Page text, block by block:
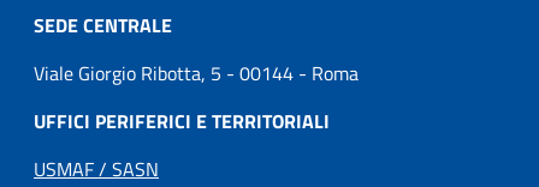
SEDE CENTRALE
Viale Giorgio Ribotta, 5 - 00144 - Roma
UFFICI PERIFERICI E TERRITORIALI
USMAF / SASN